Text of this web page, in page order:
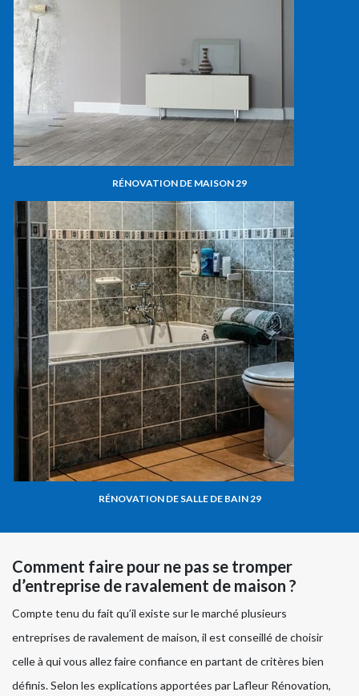
RÉNOVATION DE MAISON 29
RÉNOVATION DE SALLE DE BAIN 29
Comment faire pour ne pas se tromper
d’entreprise de ravalement de maison ?
Compte tenu du fait qu’il existe sur le marché plusieurs
entreprises de ravalement de maison, il est conseillé de choisir
celle à qui vous allez faire confiance en partant de critères bien
définis. Selon les explications apportées par Lafleur Rénovation,